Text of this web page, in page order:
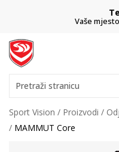
Vaše
Pretraži stranicu
Sport Vision Proizvodi
MAMMUT Core